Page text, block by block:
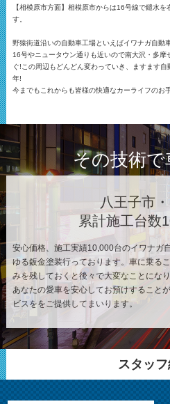
【相模原市方面】相模原市からは16号線で鑓水
す。
野猿街道沿いの自動車工場といえばイワナガ自動
16号やニュータウン通りも近いので南大沢・多
ぐ!この周辺もどんどん変わっていき、ますます
年!
今までもこれからも皆様の快適なカーライフのお
その技術
八王子市
累計施工台数
安心価格、施工実績10,000台のイワナガ
ゆる鈑金塗装行っております。車に乗る
みを残しておくと後々で大変なことになり
あなたの愛車を安心してお預けすること
ビスををご提供してまいります。
スタッ